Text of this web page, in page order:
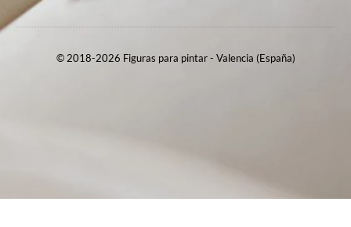
© 2018-2026 Figuras para pintar - Valencia (España)